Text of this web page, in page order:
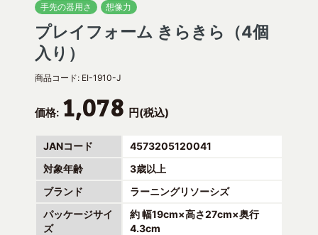
手先の器用さ 想像力
プレイフォーム きらきら（4個
入り）
商品コード: EI-1910-J
価格: 1,078 円(税込)
JANコード
4573205120041
対象年齢
3歳以上
ブランド
ラーニングリソーシズ
パッケージサイ
ズ
約 幅19cm×高さ27cm×奥行
4.3cm